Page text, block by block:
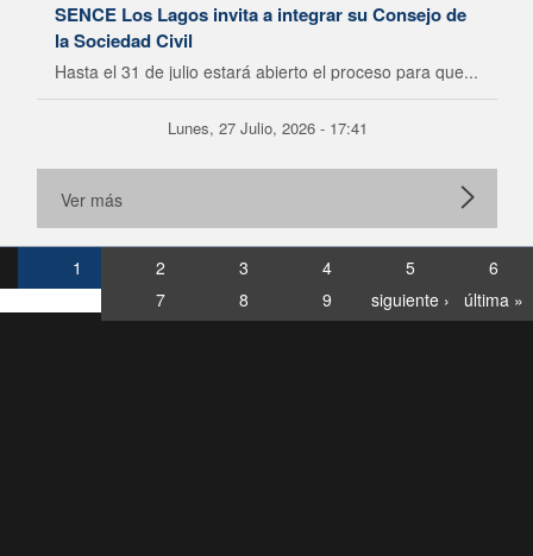
SENCE Los Lagos invita a integrar su Consejo de
la Sociedad Civil
Hasta el 31 de julio estará abierto el proceso para que...
Lunes, 27 Julio, 2026 - 17:41
Ver más
1 2 3 4 5
6
7
8 9 siguiente › última »